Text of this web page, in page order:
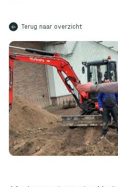
arrow_back Terug naar overzicht